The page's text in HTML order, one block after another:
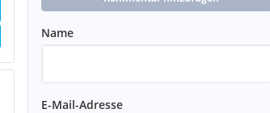
Name
E-Mail-Adresse